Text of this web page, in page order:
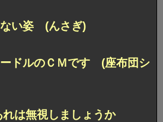
ない姿 (んさぎ)
ドルのＣＭです (座布団シ
は無視しましょうか